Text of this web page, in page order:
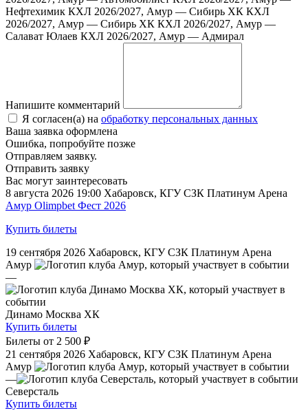
Нефтехимик КХЛ 2026/2027, Амур — Сибирь ХК КХЛ
2026/2027, Амур — Сибирь ХК КХЛ 2026/2027, Амур —
Салават Юлаев КХЛ 2026/2027, Амур — Адмирал
Напишите комментарий
Я согласен(а) на обработку персональных данных
Ваша заявка оформлена
Ошибка, попробуйте позже
Отправляем заявку.
Отправить заявку
Вас могут заинтересовать
8 августа 2026 19:00 Хабаровск, КГУ СЗК Платинум Арена
Амур Olimpbet Фест 2026
Купить билеты
19 сентября 2026 Хабаровск, КГУ СЗК Платинум Арена
Амур
—
Динамо Москва ХК
Купить билеты
Билеты от 2 500 ₽
21 сентября 2026 Хабаровск, КГУ СЗК Платинум Арена
Амур
—
Северсталь
Купить билеты